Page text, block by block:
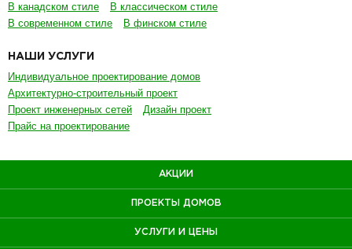
В канадском стиле
В классическом стиле
В современном стиле
В финском стиле
НАШИ УСЛУГИ
Индивидуальное проектирование домов
Архитектурно-строительный проект
Проект инженерных сетей
Дизайн проект
Прайс на проектирование
АКЦИИ
ПРОЕКТЫ ДОМОВ
УСЛУГИ И ЦЕНЫ